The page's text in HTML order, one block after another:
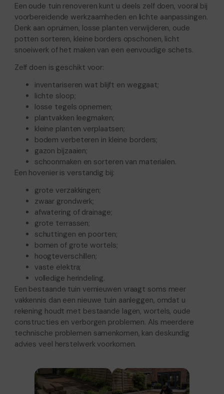
Een oude tuin renoveren kunt u deels zelf doen, vooral bij
voorbereidende werkzaamheden en lichte aanpassingen.
Denk aan opruimen, losse planten verwijderen, oude
potten sorteren, kleine borders opschonen, licht
snoeiwerk of het maken van een eenvoudige schets.
Zelf doen is geschikt voor:
inventariseren wat blijft en weggaat;
lichte sloop;
losse tegels opnemen;
plantvakken leegmaken;
kleine planten verplaatsen;
bodem verbeteren in kleine borders;
gazon bijzaaien;
schoonmaken en sorteren van materialen.
Een hovenier is verstandig bij:
grote verzakkingen;
zwaar grondwerk;
afwatering of drainage;
grote terrassen;
schuttingen en poorten;
bomen of grote wortels;
hoogteverschillen;
vaste elektra;
volledige herindeling.
Een bestaande tuin vernieuwen vraagt soms meer
vakkennis dan een nieuwe tuin aanleggen, omdat u
rekening houdt met bestaande lagen, wortels, oude
constructies en verborgen problemen. Als meerdere
technische problemen samenkomen, kan deskundig
advies veel herstelwerk voorkomen.